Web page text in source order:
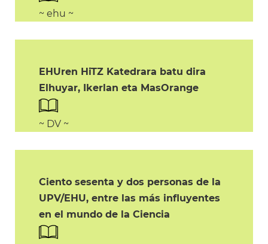
~ ehu ~
EHUren HiTZ Katedrara batu dira
Elhuyar, Ikerlan eta MasOrange
~ DV ~
Ciento sesenta y dos personas de la
UPV/EHU, entre las más influyentes
en el mundo de la Ciencia